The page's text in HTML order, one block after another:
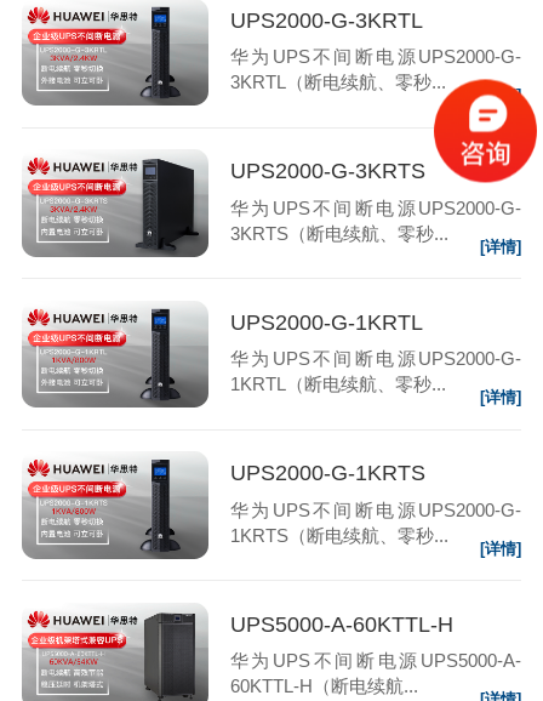
UPS2000-G-3KRTL
华为UPS不间断电源UPS2000-G-
3KRTL（断电续航、零秒...
[详情]
UPS2000-G-3KRTS
华为UPS不间断电源UPS2000-G-
3KRTS（断电续航、零秒...
[详情]
UPS2000-G-1KRTL
华为UPS不间断电源UPS2000-G-
1KRTL（断电续航、零秒...
[详情]
UPS2000-G-1KRTS
华为UPS不间断电源UPS2000-G-
1KRTS（断电续航、零秒...
[详情]
UPS5000-A-60KTTL-H
华为UPS不间断电源UPS5000-A-
60KTTL-H（断电续航...